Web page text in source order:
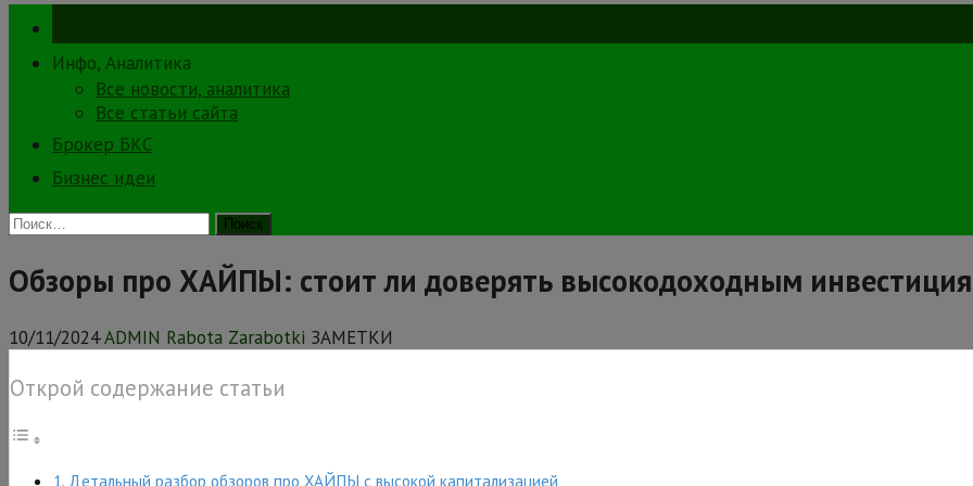
Инфо, Аналитика
Все новости, аналитика
Все статьи сайта
Брокер БКС
Бизнес идеи
Найти:
Обзоры про ХАЙПЫ: стоит ли доверять высокодоходным
10/11/2024ADMIN Rabota Zarabotki ЗАМЕТКИ
Открой содержание статьи
Детальный разбор обзоров про ХАЙПЫ с высокой капитализацией